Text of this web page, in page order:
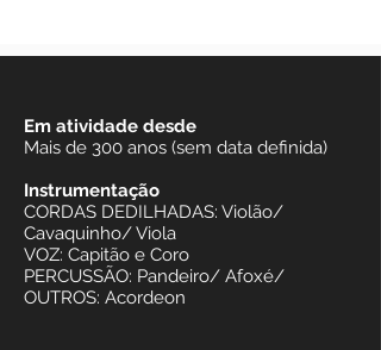
Em atividade desde
Mais de 300 anos (sem data definida)
Instrumentação
CORDAS DEDILHADAS: Violão/
Cavaquinho/ Viola
VOZ: Capitão e Coro
PERCUSSÃO: Pandeiro/ Afoxé/
OUTROS: Acordeon